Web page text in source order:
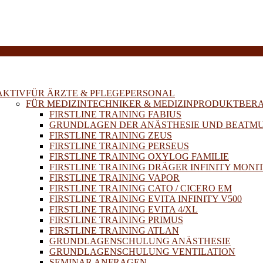
FÜR ÄRZTE & PFLEGEPERSONAL
FÜR MEDIZINTECHNIKER &
FIRSTLINE TRAINING FABIUS
GRUNDLAGEN DER ANÄSTHESIE UND
FIRSTLINE TRAINING ZEUS
FIRSTLINE TRAINING PERSEUS
FIRSTLINE TRAINING OXYLOG FAMILIE
FIRSTLINE TRAINING DRÄGER INFINITY
FIRSTLINE TRAINING VAPOR
FIRSTLINE TRAINING CATO / CICERO EM
FIRSTLINE TRAINING EVITA INFINITY V500
FIRSTLINE TRAINING EVITA 4/XL
FIRSTLINE TRAINING PRIMUS
FIRSTLINE TRAINING ATLAN
GRUNDLAGENSCHULUNG ANÄSTHESIE
GRUNDLAGENSCHULUNG VENTILATION